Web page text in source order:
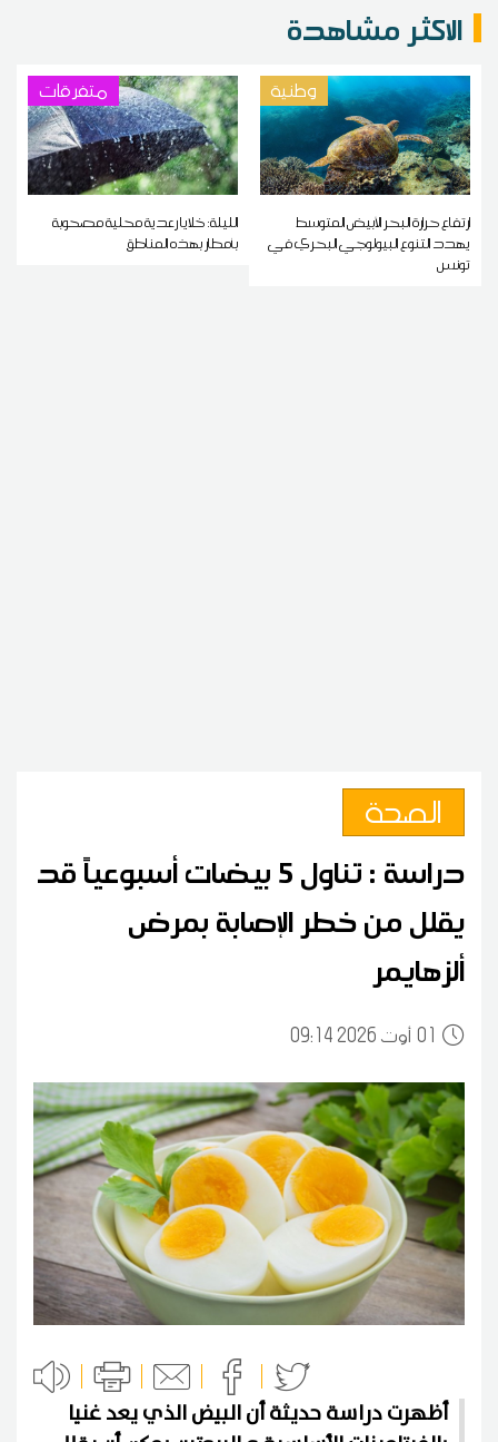
الاكثر مشاهدة
وطنية
ارتفاع حرارة البحر الأبيض المتوسط
يهدد التنوع البيولوجي البحري في
تونس
متفرقات
الليلة: خلايا رعدية محلية مصحوبة
بأمطار بهذه المناطق
الصحة
دراسة : تناول 5 بيضات أسبوعياً قد
يقلل من خطر الإصابة بمرض
ألزهايمر
0109:14 2026 أوت
أظهرت دراسة حديثة أن البيض الذي يعد غنيا